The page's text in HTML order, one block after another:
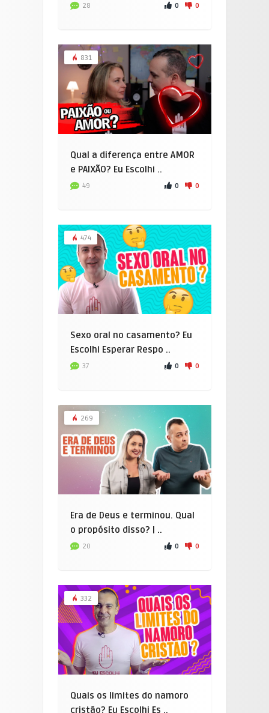
28 0 0
831
Qual a diferença entre AMOR
e PAIXÃO? Eu Escolhi ..
49 0 0
474
Sexo oral no casamento? Eu
Escolhi Esperar Respo ..
37 0 0
269
Era de Deus e terminou. Qual
o propósito disso? | ..
20 0 0
332
Quais os limites do namoro
cristão? Eu Escolhi Es ..